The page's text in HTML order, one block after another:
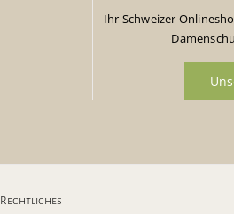
Ihr Schweizer
Rechtliches